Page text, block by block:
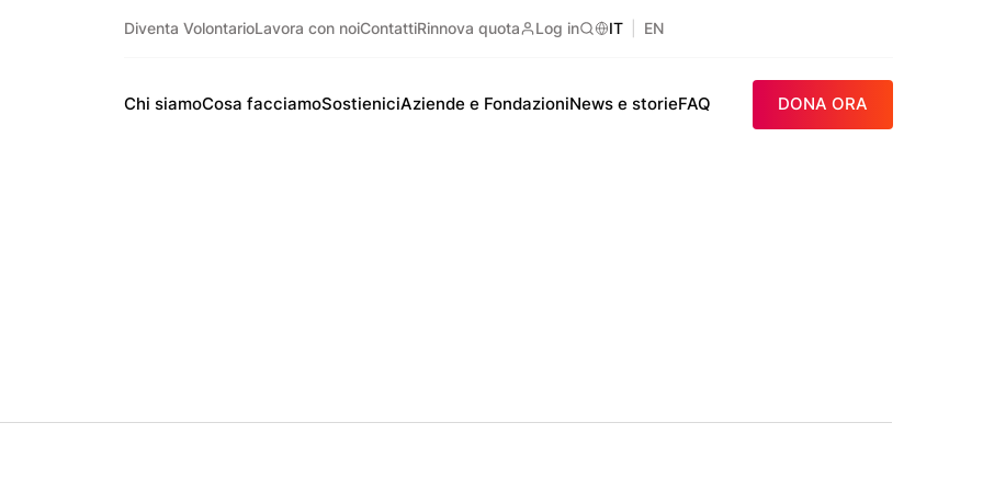
Chi siamoCosa facciamoSostieniciAziende e FondazioniNews e storieFAQ DONA ORA
Diventa VolontarioLavora con noiContattiRinnova quota Log in
Ricerca
IT EN